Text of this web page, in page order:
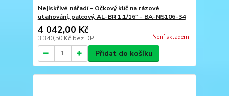
Nejiskřivé nářadí - Očkový klíč na rázové
utahování, palcový, AL-BR 1.1/16" - BA-NS106-34
4 042,00 Kč
3 340,50 Kč bez DPH Není skladem
Přidat do košíku